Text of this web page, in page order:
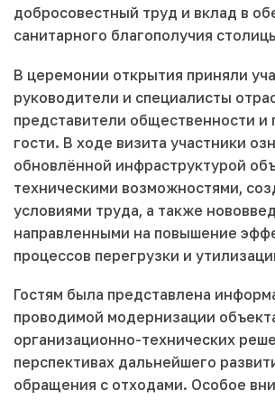
добросовестный труд и вклад в
санитарного благополучия
В церемонии открытия приняли
руководители и специалисты
представители общественности и
гости. В ходе визита участники
обновлённой инфраструктурой
техническими возможностями,
условиями труда, а также
направленными на повышение
процессов перегрузки и
Гостям была представлена
проводимой модернизации
организационно-технических
перспективах дальнейшего
обращения с отходами. Особое